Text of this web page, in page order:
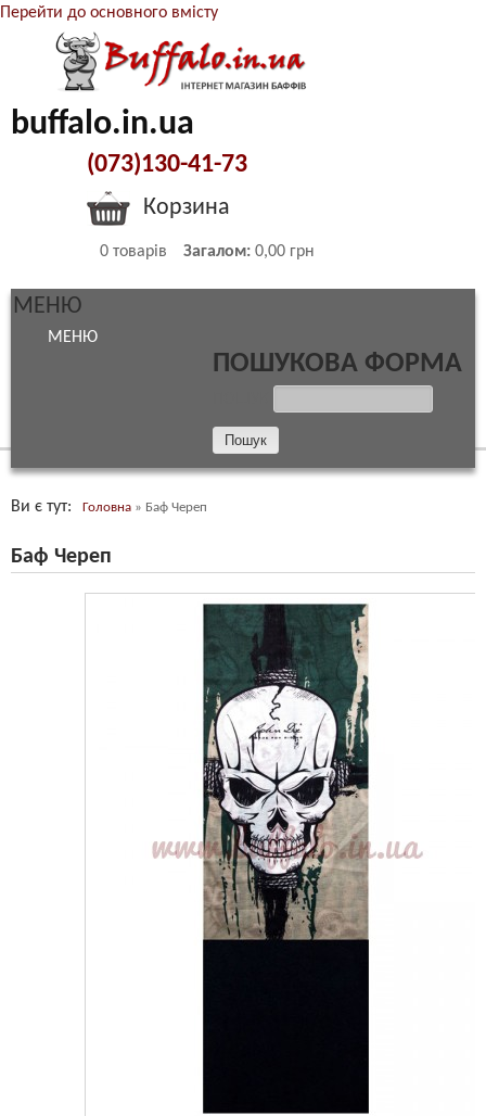
Перейти до основного вмісту
buffalo.in.ua
(073)130-41-73
Корзина
0 товарів Загалом: 0,00 грн
МЕНЮ
МЕНЮ
ПОШУКОВА ФОРМА
Ви є тут Головна » Баф Череп
Баф Череп